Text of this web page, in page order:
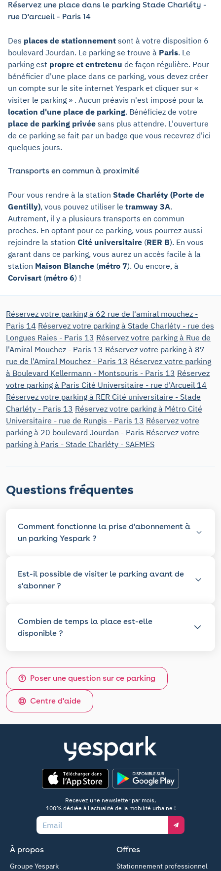
Réservez une place dans le parking Stade Charléty -
rue D'arcueil - Paris 14
Des places de stationnement sont à votre disposition 6
boulevard Jourdan. Le parking se trouve à Paris. Le
parking est propre et entretenu de façon régulière. Pour
bénéficier d'une place dans ce parking, vous devez créer
un compte sur le site internet Yespark et cliquer sur «
visiter le parking » . Aucun préavis n'est imposé pour la
location d'une place de parking. Bénéficiez de votre
place de parking privée sans plus attendre. L'ouverture
de ce parking se fait par un badge que vous recevrez d'ici
quelques jours.
Transports en commun à proximité
Pour vous rendre à la station Stade Charléty (Porte de
Gentilly), vous pouvez utiliser le tramway 3A.
Autrement, il y a plusieurs transports en commun
proches. En optant pour ce parking, vous pourrez aussi
rejoindre la station Cité universitaire (RER B). En vous
garant dans ce parking, vous aurez un accès facile à la
station Maison Blanche (métro 7). Ou encore, à
Corvisart (métro 6) !
Réservez votre parking à 62 rue de l'amiral mouchez -
Paris 14 Réservez votre parking à Stade Charléty - rue des
Longues Raies - Paris 13 Réservez votre parking à Rue de
l'Amiral Mouchez - Paris 13 Réservez votre parking à 87
rue de l'Amiral Mouchez - Paris 13 Réservez votre parking
à Boulevard Kellermann - Montsouris - Paris 13 Réservez
votre parking à Paris Cité Universitaire - rue d'Arcueil 14
Réservez votre parking à RER Cité universitaire - Stade
Charléty - Paris 13 Réservez votre parking à Métro Cité
Universitaire - rue de Rungis - Paris 13 Réservez votre
parking à 20 boulevard Jourdan - Paris Réservez votre
parking à Paris - Stade Charléty - SAEMES
Questions fréquentes
Comment fonctionne la prise d'abonnement à
un parking Yespark ?
Est-il possible de visiter le parking avant de
s'abonner ?
Combien de temps la place est-elle
disponible ?
Poser une question sur ce parking
Centre d'aide
Recevez une newsletter par mois,
100% dédiée à l'actualité de la mobilité urbaine !
À propos
Groupe Yespark
Offres
Stationnement professionnel